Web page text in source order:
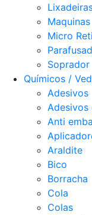
Maquinas
Micro
Soprador
Químicos /
Adesivos
Adesivos
Anti
Araldite
Bico
Borracha
Cola
Colas